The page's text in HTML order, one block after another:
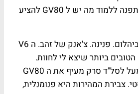
ללמוד מה יש ל GV80 להציע
פנינה. צ'אנק של זהב. ה V6
ביותר שיצא לי לחוות.
לסל"ד סרק מעיף את ה GV80
צבירת המהירות היא פנומנלית,